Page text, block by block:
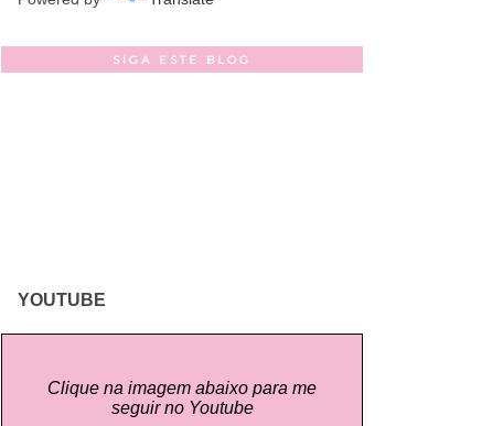
SIGA ESTE BLOG
YOUTUBE
Clique na imagem abaixo para me
seguir no Youtube